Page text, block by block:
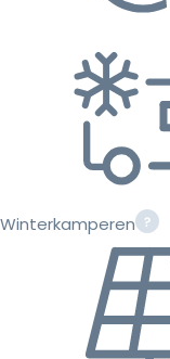
Winterkamperen